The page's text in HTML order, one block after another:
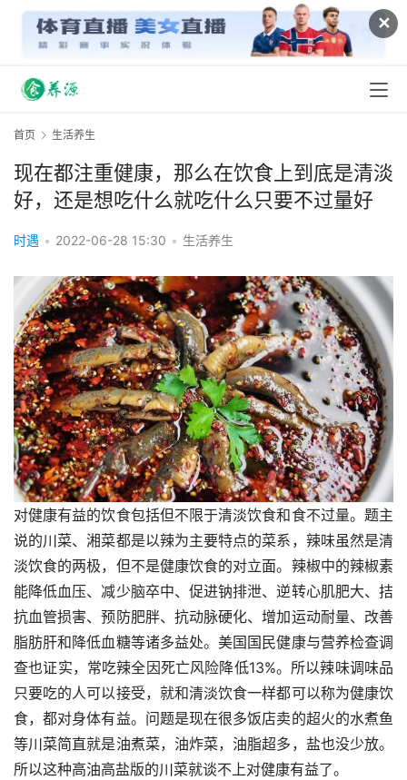
✕
首页 生活养生
现在都注重健康，那么在饮食上到底是清淡
好，还是想吃什么就吃什么只要不过量好
时遇 • 2022-06-28 15:30 • 生活养生
对健康有益的饮食包括但不限于清淡饮食和食不过量。题主
说的川菜、湘菜都是以辣为主要特点的菜系，辣味虽然是清
淡饮食的两极，但不是健康饮食的对立面。辣椒中的辣椒素
能降低血压、减少脑卒中、促进钠排泄、逆转心肌肥大、拮
抗血管损害、预防肥胖、抗动脉硬化、增加运动耐量、改善
脂肪肝和降低血糖等诸多益处。美国国民健康与营养检查调
查也证实，常吃辣全因死亡风险降低13%。所以辣味调味品
只要吃的人可以接受，就和清淡饮食一样都可以称为健康饮
食，都对身体有益。问题是现在很多饭店卖的超火的水煮鱼
等川菜简直就是油煮菜，油炸菜，油脂超多，盐也没少放。
所以这种高油高盐版的川菜就谈不上对健康有益了。